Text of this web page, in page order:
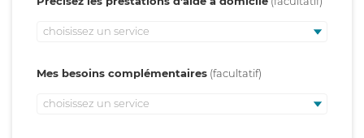
choisissez un service
Mes besoins complémentaires
choisissez un service